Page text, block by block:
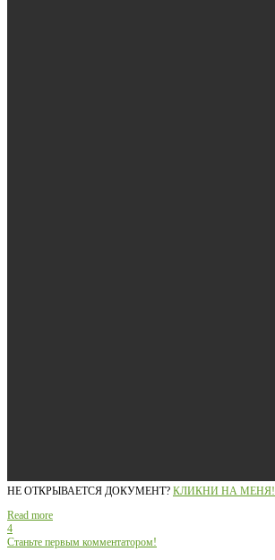
НЕ ОТКРЫВАЕТСЯ ДОКУМЕНТ? КЛИКНИ НА МЕНЯ!
Read more
4
Станьте первым комментатором!